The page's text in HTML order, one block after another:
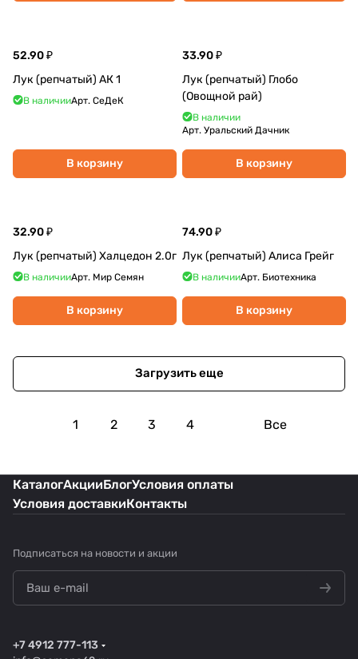
52.90 ₽
Лук (репчатый) АК 1
В наличииАрт. СеДеК
В корзину
33.90 ₽
Лук (репчатый) Глобо
(Овощной рай)
В наличии
Арт. Уральский Дачник
В корзину
32.90 ₽
Лук (репчатый) Халцедон 2.0г
В наличииАрт. Мир Семян
В корзину
74.90 ₽
Лук (репчатый) Алиса Грейг
В наличииАрт. Биотехника
В корзину
Загрузить еще
1 2 3 4 Все
КаталогАкцииБлогУсловия оплаты
Условия доставкиКонтакты
Подписаться на новости и акции
+7 4912 777-113